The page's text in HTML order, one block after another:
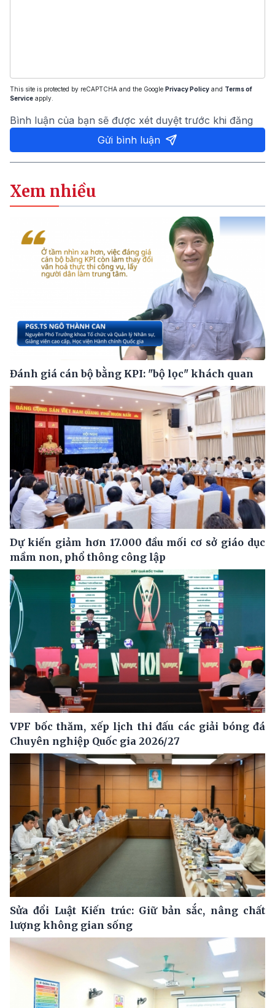
This site is protected by reCAPTCHA and the Google Privacy Policy and Terms of
Service apply.
Bình luận của bạn sẽ được xét duyệt trước khi đăng
Gửi bình luận
Xem nhiều
Đánh giá cán bộ bằng KPI: "bộ lọc" khách quan
Dự kiến giảm hơn 17.000 đầu mối cơ sở giáo dục
mầm non, phổ thông công lập
VPF bốc thăm, xếp lịch thi đấu các giải bóng đá
Chuyên nghiệp Quốc gia 2026/27
Sửa đổi Luật Kiến trúc: Giữ bản sắc, nâng chất
lượng không gian sống